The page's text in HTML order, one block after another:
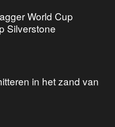
World Cup
Silverstone
in het zand van